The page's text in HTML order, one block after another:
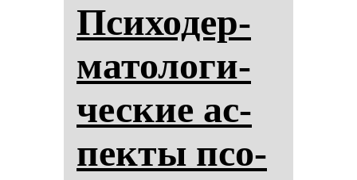
Пси­хо­дер­
ма­то­ло­ги­
чес­кие ас­
пек­ты псо­